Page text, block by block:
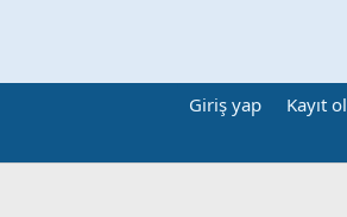
Giriş yap Kayıt ol